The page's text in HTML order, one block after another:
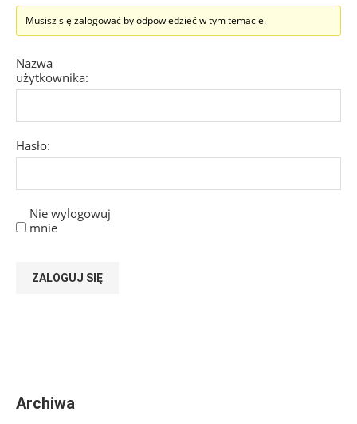
Musisz się zalogować by odpowiedzieć w tym temacie.
Nazwa
użytkownika:
Hasło:
Nie wylogowuj
mnie
ZALOGUJ SIĘ
Archiwa